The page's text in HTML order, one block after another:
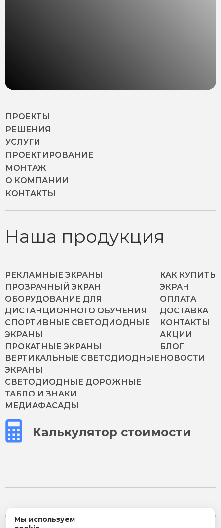
ПРОЕКТЫ
РЕШЕНИЯ
УСЛУГИ
ПРОЕКТИРОВАНИЕ
МОНТАЖ
О КОМПАНИИ
КОНТАКТЫ
Наша продукция
РЕКЛАМНЫЕ ЭКРАНЫ
ПРОЗРАЧНЫЙ ЭКРАН
ОБОРУДОВАНИЕ ДЛЯ
ДИСТАНЦИОННОГО ОБУЧЕНИЯ
СПОРТИВНЫЕ СВЕТОДИОДНЫЕ
ЭКРАНЫ
ПРОКАТНЫЕ ЭКРАНЫ
ВЕРТИКАЛЬНЫЕ СВЕТОДИОДНЫЕ
ЭКРАНЫ
СВЕТОДИОДНЫЕ ДОРОЖНЫЕ
ТАБЛО И ЗНАКИ
МЕДИАФАСАДЫ
КАК КУПИТЬ
ЭКРАН
ОПЛАТА
ДОСТАВКА
КОНТАКТЫ
АКЦИИ
БЛОГ
НОВОСТИ
Калькулятор стоимости
Подпишитесь на эксклюзивные предложения
Мы используем